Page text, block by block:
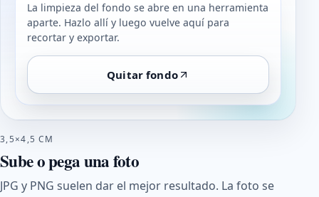
La limpieza del fondo se abre en una herramienta
aparte. Hazlo allí y luego vuelve aquí para
recortar y exportar.
Quitar fondo
3,5×4,5 CM
Sube o pega una foto
JPG y PNG suelen dar el mejor resultado. La foto se